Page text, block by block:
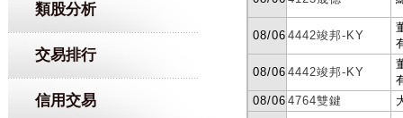
類股分析
交易排行
信用交易